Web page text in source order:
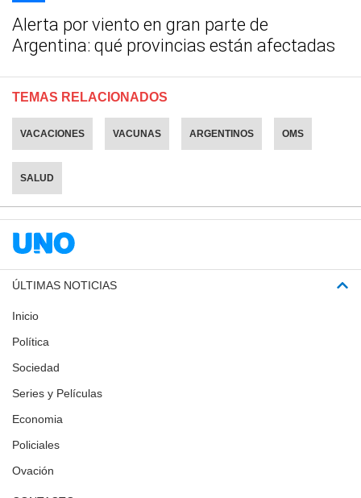
Alerta por viento en gran parte de
Argentina: qué provincias están afectadas
TEMAS RELACIONADOS
VACACIONES VACUNAS ARGENTINOS OMS
SALUD
ÚLTIMAS NOTICIAS
Inicio
Política
Sociedad
Series y Películas
Economia
Policiales
Ovación